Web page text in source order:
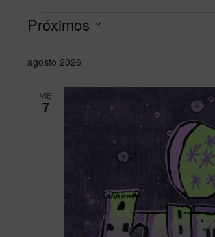
Próximos
la
fecha.
agosto 2026
VIE
7